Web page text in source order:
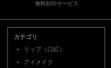
無料刻印サービス
カテゴリ
リップ（口紅）
アイメイク